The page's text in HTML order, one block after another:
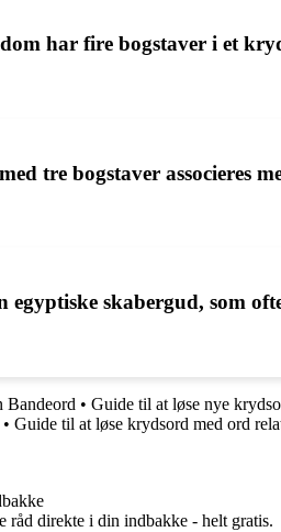
har fire bogstaver i et
tre bogstaver associeres
egyptiske skabergud, som
Bandeord • Guide til at løse nye
• Guide til at løse krydsord med ord
råd direkte i din indbakke - helt gratis.